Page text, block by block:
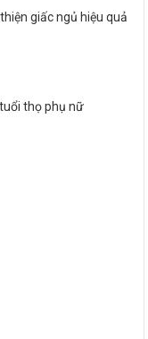
giấc ngủ hiệu quả
thọ phụ nữ